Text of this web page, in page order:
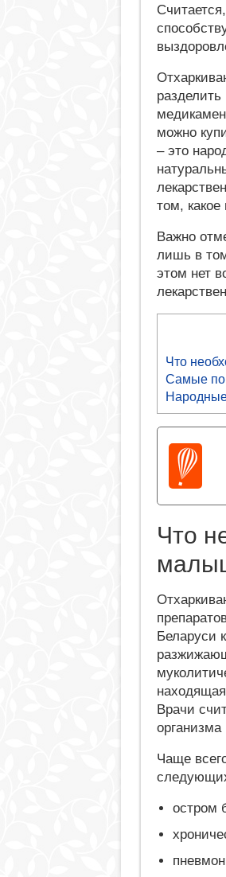
можно
– это
том, какое
Важно
лишь в
этом нет
Что
Самые
Что
Беларуси
Врачи
Чаще
остром